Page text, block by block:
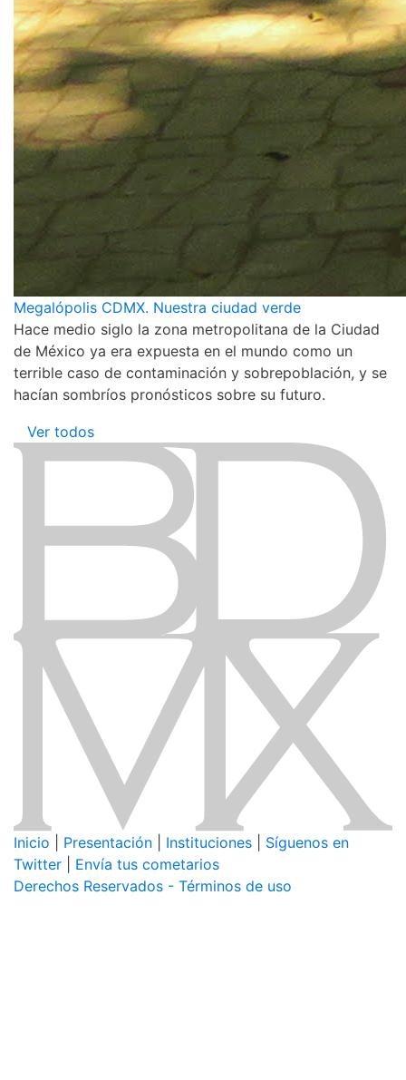
Megalópolis CDMX. Nuestra ciudad verde
Hace medio siglo la zona metropolitana de la Ciudad
de México ya era expuesta en el mundo como un
terrible caso de contaminación y sobrepoblación, y se
hacían sombríos pronósticos sobre su futuro.
Ver todos
Inicio Presentación Instituciones
Síguenos en
Twitter
Envía tus cometarios
Derechos Reservados - Términos de uso